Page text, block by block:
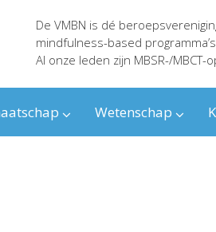
De VMBN is dé
mindfulness-based
Al onze leden zijn MBSR-/MBCT-
Wetenschap